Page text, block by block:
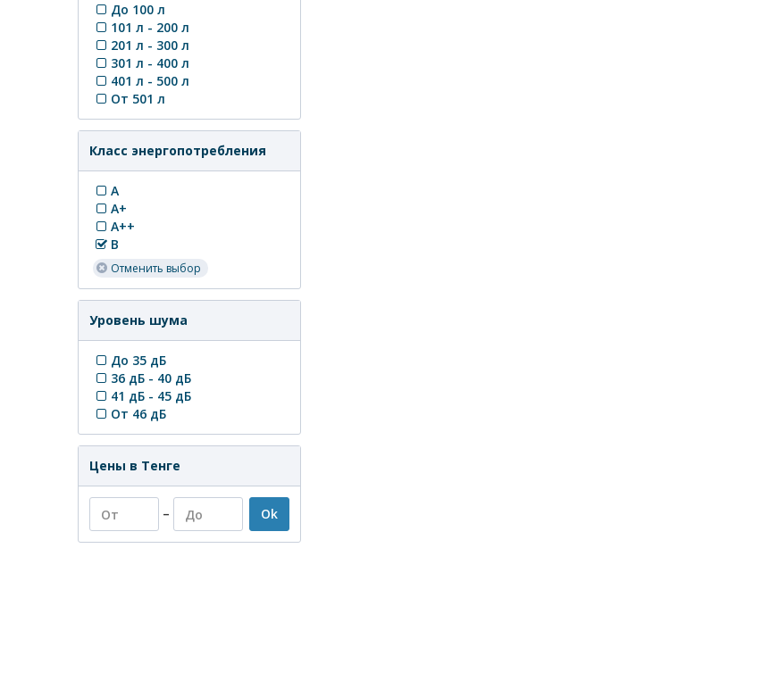
До 100 л
101 л - 200 л
201 л - 300 л
301 л - 400 л
401 л - 500 л
От 501 л
Класс энергопотребления
A
A+
A++
B
Отменить выбор
Уровень шума
До 35 дБ
36 дБ - 40 дБ
41 дБ - 45 дБ
От 46 дБ
Цены в Тенге
– Ok